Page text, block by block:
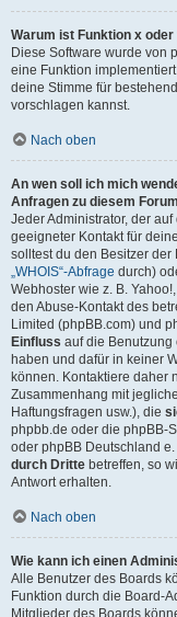
Warum ist Funktion x
Diese Software wurde von
eine Funktion
deine Stimme für
vorschlagen kannst.
Nach oben
An wen soll ich mich
Anfragen zu diesem
Jeder Administrator, der auf
geeigneter Kontakt für
solltest du den Besitzer
„WHOIS“-Abfrage durch)
Webhoster wie z. B.
den Abuse-Kontakt des
Limited (phpBB.com) und
Einfluss auf die Benutzung
haben und dafür in keiner
können. Kontaktiere daher
Zusammenhang mit
Haftungsfragen usw.), die
phpbb.de oder die phpBB-
oder phpBB Deutschland
durch Dritte betreffen, so
Antwort erhalten.
Nach oben
Wie kann ich einen
Alle Benutzer des Boards
Funktion durch die Board-
Mitglieder des Boards